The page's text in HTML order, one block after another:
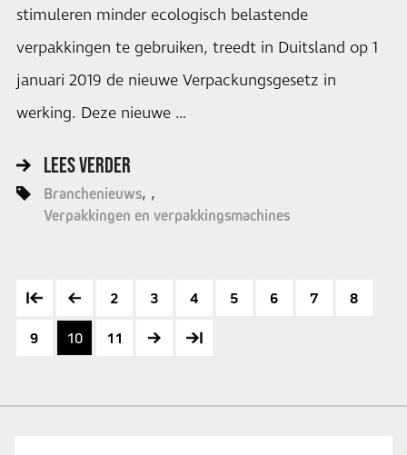
stimuleren minder ecologisch belastende
verpakkingen te gebruiken, treedt in Duitsland op 1
januari 2019 de nieuwe Verpackungsgesetz in
werking. Deze nieuwe …
LEES VERDER
Branchenieuws
Verpakkingen en verpakkingsmachines
2 3 4 5 6 7 8
9 10 11